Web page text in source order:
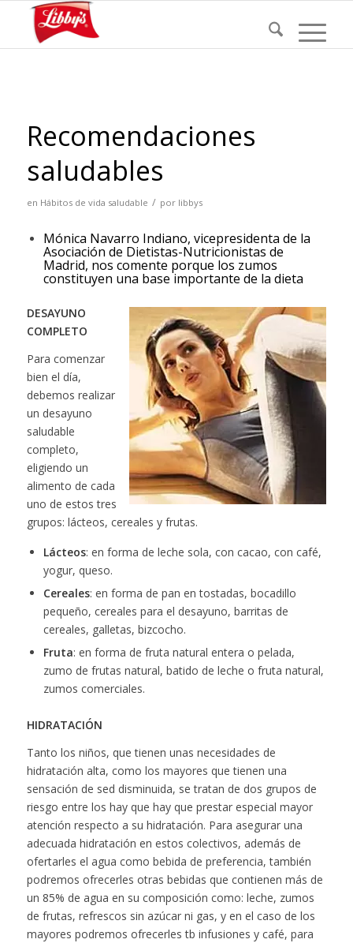
Recomendaciones
saludables
en Hábitos de vida saludable / por libbys
Mónica Navarro Indiano, vicepresidenta de la
Asociación de Dietistas-Nutricionistas de
Madrid, nos comente porque los zumos
constituyen una base importante de la dieta
DESAYUNO
COMPLETO
Para comenzar
bien el día,
debemos realizar
un desayuno
saludable
completo,
eligiendo un
alimento de cada
uno de estos tres
grupos: lácteos, cereales y frutas.
Lácteos: en forma de leche sola, con cacao, con café,
yogur, queso.
Cereales: en forma de pan en tostadas, bocadillo
pequeño, cereales para el desayuno, barritas de
cereales, galletas, bizcocho.
Fruta: en forma de fruta natural entera o pelada,
zumo de frutas natural, batido de leche o fruta natural,
zumos comerciales.
HIDRATACIÓN
Tanto los niños, que tienen unas necesidades de
hidratación alta, como los mayores que tienen una
sensación de sed disminuida, se tratan de dos grupos de
riesgo entre los hay que hay que prestar especial mayor
atención respecto a su hidratación. Para asegurar una
adecuada hidratación en estos colectivos, además de
ofertarles el agua como bebida de preferencia, también
podremos ofrecerles otras bebidas que contienen más de
un 85% de agua en su composición como: leche, zumos
de frutas, refrescos sin azúcar ni gas, y en el caso de los
mayores podremos ofrecerles tb infusiones y café, para